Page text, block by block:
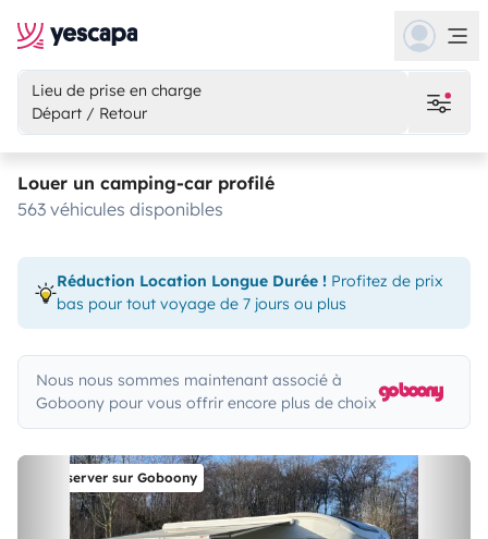
Lieu de prise en charge
Départ / Retour
Louer un camping-car profilé
563 véhicules disponibles
Réduction Location Longue Durée ! Profitez de prix
bas pour tout voyage de 7 jours ou plus
Nous nous sommes maintenant associé à
Goboony pour vous offrir encore plus de choix
Réserver sur Goboony